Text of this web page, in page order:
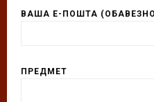
ВАША Е-ПОШТА
ПРЕДМЕТ